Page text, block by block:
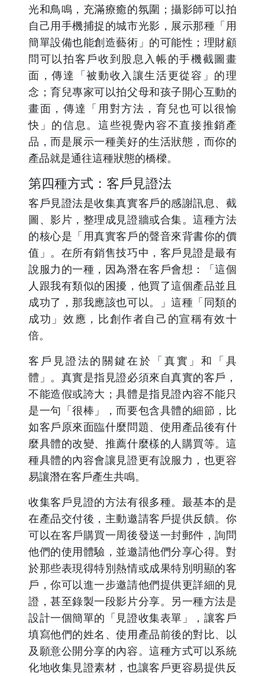
光和鳥鳴，充滿療癒的氛圍；攝影師可以拍
自己用手機捕捉的城市光影，展示那種「用
簡單設備也能創造藝術」的可能性；理財顧
問可以拍客戶收到股息入帳的手機截圖畫
面，傳達「被動收入讓生活更從容」的理
念；育兒專家可以拍父母和孩子開心互動的
畫面，傳達「用對方法，育兒也可以很愉
快」的信息。這些視覺內容不直接推銷產
品，而是展示一種美好的生活狀態，而你的
產品就是通往這種狀態的橋樑。
第四種方式：客戶見證法
客戶見證法是收集真實客戶的感謝訊息、截
圖、影片，整理成見證牆或合集。這種方法
的核心是「用真實客戶的聲音來背書你的價
值」。在所有銷售技巧中，客戶見證是最有
說服力的一種，因為潛在客戶會想：「這個
人跟我有類似的困擾，他買了這個產品並且
成功了，那我應該也可以。」這種「同類的
成功」效應，比創作者自己的宣稱有效十
倍。
客戶見證法的關鍵在於「真實」和「具
體」。真實是指見證必須來自真實的客戶，
不能造假或誇大；具體是指見證內容不能只
是一句「很棒」，而要包含具體的細節，比
如客戶原來面臨什麼問題、使用產品後有什
麼具體的改變、推薦什麼樣的人購買等。這
種具體的內容會讓見證更有說服力，也更容
易讓潛在客戶產生共鳴。
收集客戶見證的方法有很多種。最基本的是
在產品交付後，主動邀請客戶提供反饋。你
可以在客戶購買一周後發送一封郵件，詢問
他們的使用體驗，並邀請他們分享心得。對
於那些表現得特別熱情或成果特別明顯的客
戶，你可以進一步邀請他們提供更詳細的見
證，甚至錄製一段影片分享。另一種方法是
設計一個簡單的「見證收集表單」，讓客戶
填寫他們的姓名、使用產品前後的對比、以
及願意公開分享的內容。這種方式可以系統
化地收集見證素材，也讓客戶更容易提供反